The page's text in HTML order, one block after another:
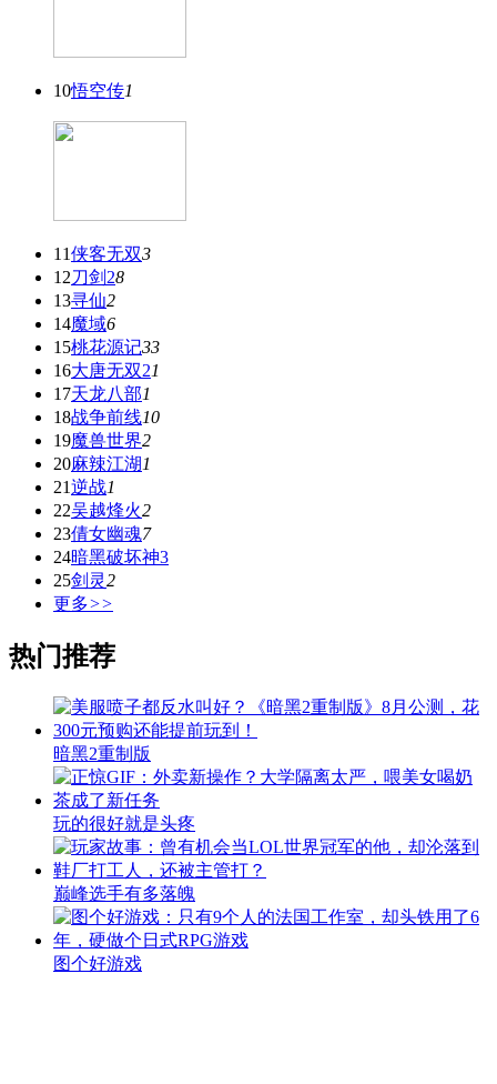
10悟空传1
11侠客无双3
12刀剑28
13寻仙2
14魔域6
15桃花源记33
16大唐无双21
17天龙八部1
18战争前线10
19魔兽世界2
20麻辣江湖 1
21逆战1
22吴越烽火2
23倩女幽魂7
24暗黑破坏神3
25剑灵2
更多>>
热门推荐
暗黑2重制版
玩的很好就是头疼
巅峰选手有多落魄
图个好游戏